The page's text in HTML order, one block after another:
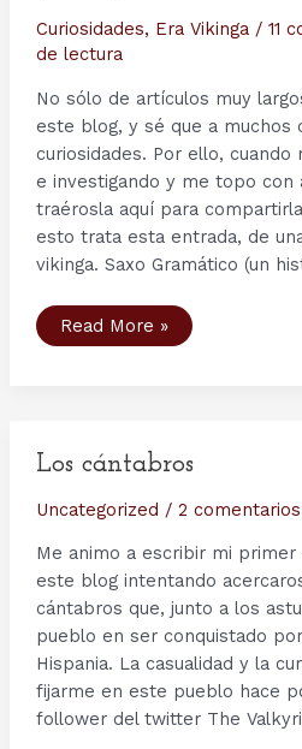
Curiosidades, Era Vikinga/ 11
de lectura
No sólo de artículos muy
este blog, y sé que a muchos
curiosidades. Por ello,
e investigando y me topo con
traérosla aquí para
esto trata esta entrada, de
vikinga. Saxo Gramático (un
¿Estaba
Roma
curiosidad
histórica
Read More »
Los cántabros
Uncategorized / 2 comentarios
Me animo a escribir mi
este blog intentando
cántabros que, junto a los
pueblo en ser conquistado
Hispania. La casualidad y la
fijarme en este pueblo hace
follower del twitter The